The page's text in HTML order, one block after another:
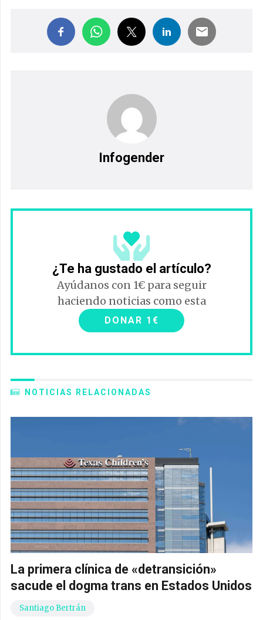
Infogender
¿Te ha gustado el artículo?
Ayúdanos con 1€ para seguir
haciendo noticias como esta
DONAR 1€
NOTICIAS RELACIONADAS
La primera clínica de «detransición»
sacude el dogma trans en Estados Unidos
Santiago Bertrán